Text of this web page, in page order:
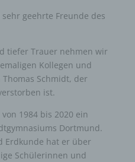
geehrte Freunde des
tiefer Trauer nehmen wir
Kollegen und
Schmidt, der
ist.
1984 bis 2020 ein
Dortmund.
Erdkunde hat er über
Schülerinnen und